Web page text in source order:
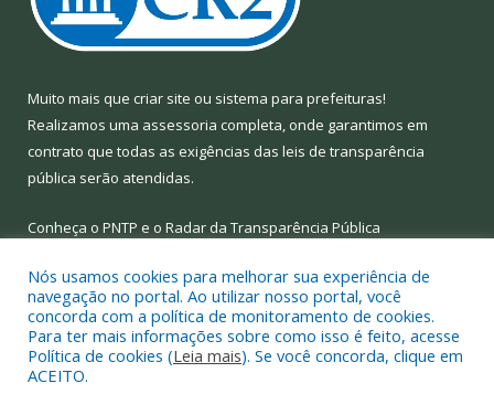
Muito mais que criar site ou sistema para prefeituras!
Realizamos uma assessoria completa, onde garantimos em
contrato que todas as exigências das leis de transparência
pública serão atendidas.
Conheça o PNTP e o Radar da Transparência Pública
Todos os direitos reservados a Prefeitura Municipal de Limoeiro
do Ajuru.
Nós usamos cookies para melhorar sua experiência de
navegação no portal. Ao utilizar nosso portal, você
concorda com a política de monitoramento de cookies.
Para ter mais informações sobre como isso é feito, acesse
Política de cookies (Leia mais). Se você concorda, clique em
ACEITO.